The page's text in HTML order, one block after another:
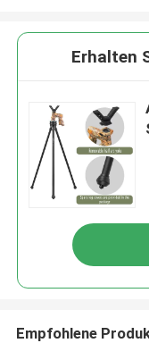
Erhalten
Empfohlene